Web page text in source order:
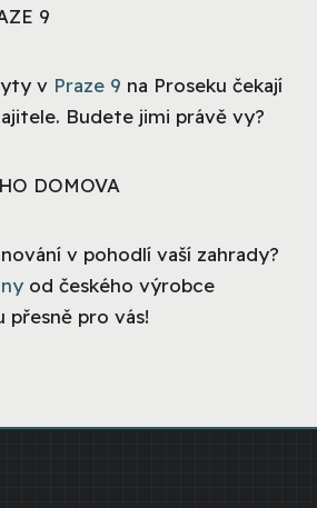
9
v Praze 9 na Proseku čekají
Budete jimi právě vy?
DOMOVA
v pohodlí vaší zahrady?
od českého výrobce
přesně pro vás!